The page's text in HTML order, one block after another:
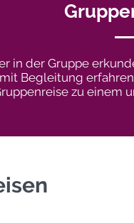
in der Gruppe
Begleitung
zu einem